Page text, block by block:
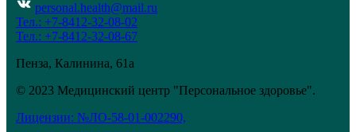
personal.health@mail.ru
Тел.: +7-8412-32-08-02
Тел.: +7-8412-32-08-67
Пенза, Калинина, 61а
© 2023 Медицинский центр "Персональное здоровье".
Лицензии: №ЛО-58-01-002290,